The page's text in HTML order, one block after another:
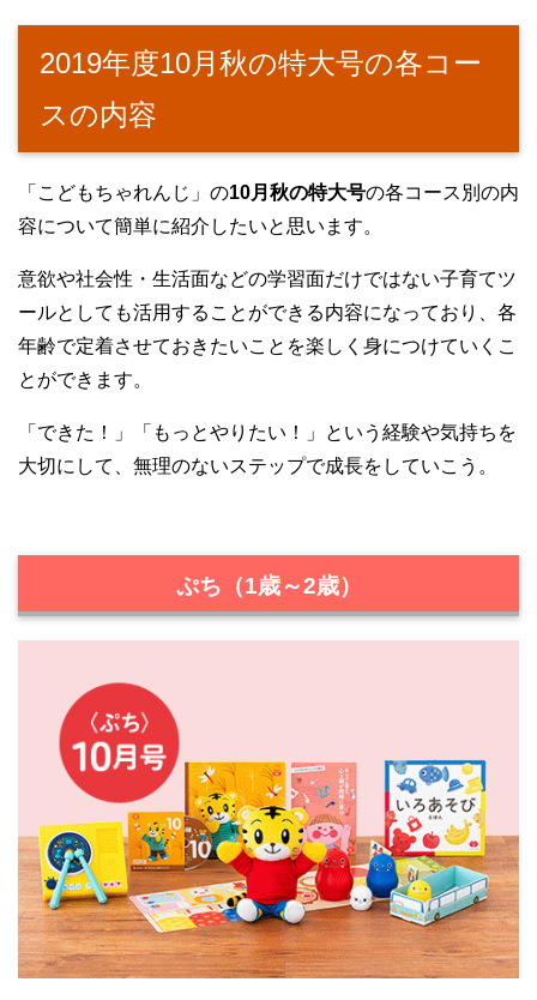
2019年度10月秋の特大号の各コー
スの内容
「こどもちゃれんじ」の10月秋の特大号の各コース別の内
容について簡単に紹介したいと思います。
意欲や社会性・生活面などの学習面だけではない子育てツ
ールとしても活用することができる内容になっており、各
年齢で定着させておきたいことを楽しく身につけていくこ
とができます。
「できた！」「もっとやりたい！」という経験や気持ちを
大切にして、無理のないステップで成長をしていこう。
ぷち（1歳～2歳）